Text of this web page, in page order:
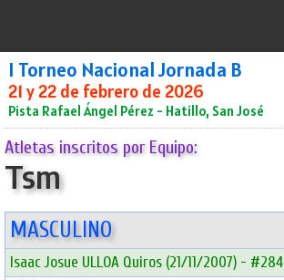
I Torneo Nacional Jornada B
21 y 22 de febrero de 2026
Pista Rafael Ángel Pérez - Hatillo, San José
Atletas inscritos por Equipo:
Tsm
MASCULINO
Isaac Josue ULLOA Quiros (21/11/2007) - #284